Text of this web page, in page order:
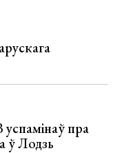
успамінаў пра
ў Лодзь